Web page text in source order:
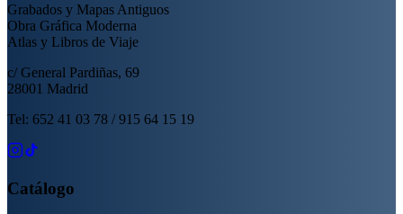
Grabados y Mapas Antiguos
Obra Gráfica Moderna
Atlas y Libros de Viaje
c/ General Pardiñas, 69
28001 Madrid
Tel: 652 41 03 78 / 915 64 15 19
Catálogo